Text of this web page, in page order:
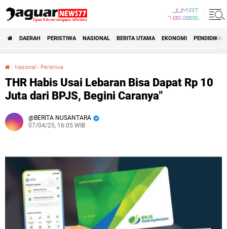
JUM'AT
7 08 2026
DAERAH PERISTIWA NASIONAL BERITA UTAMA EKONOMI PENDIDIKAN
› Nasional › Peristiwa
THR Habis Usai Lebaran Bisa Dapat Rp 10
Juta dari BPJS, Begini Caranya"
BERITA NUSANTARA
07/04/25, 16:05 WIB